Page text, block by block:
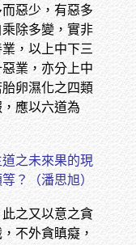
惡少，有惡多
除多變，實非
，以上中下三
業，亦分上中
卵濕化之四類
應以六道為
之未來果的現
？（潘思旭）
之又以意之貪
不外貪瞋癡，